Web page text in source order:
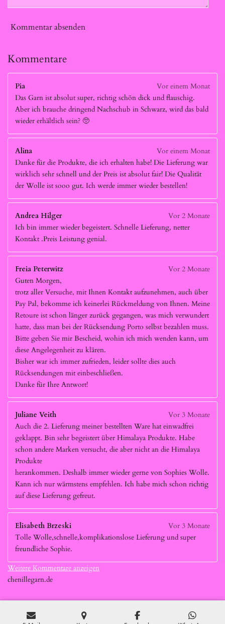
Kommentar absenden
Kommentare
Pia
Vor einem Monat
Das Garn ist absolut super, richtig schön dick und flauschig.
Aber ich brauche dringend Nachschub in Schwarz, wird das bald
wieder erhältlich sein? 🥺
Alina
Vor einem Monat
Danke für die Produkte, die ich erhalten habe! Die Lieferung war
wirklich sehr schnell und der Preis ist absolut fair! Die Qualität
der Wolle ist sooo gut. Ich werde immer wieder bestellen!
Andrea Hilger
Vor 2 Monate
Ich bin immer wieder begeistert. Schnelle Lieferung, netter
Kontakt .Preis Leistung genial.
Freia Peterwitz
Vor 2 Monate
Guten Morgen,
trotz aller Versuche, mit Ihnen Kontakt aufzunehmen, auch über
Pay Pal, bekomme ich keinerlei Rückmeldung von Ihnen. Meine
Retoure ist schon länger zurück gegangen, was mich verwundert
hatte, dass man bei der Rücksendung Porto selbst bezahlen muss.
Bitte geben Sie mir Bescheid, wohin ich mich wenden kann, um
diese Angelegenheit zu klären.
Bisher war ich immer zufrieden, leider sollte dies auch
Rücksendungen mit einbeschließen.
Danke für Ihre Antwort!
Juliane Veith
Vor 3 Monate
Auch die 2. Lieferung meiner bestellten Ware hat einwadfrei
geklappt. Bin sehr begeistert über Himalaya Produkte. Habe
schon andere Marken versucht, die aber nicht an die Himalaya
Produkte
herankommen. Deshalb immer wieder gerne von Sophies Wolle.
Kann ich nur wärmstens empfehlen. Ich habe mich schon richtig
auf diese Lieferung gefreut.
Elisabeth Brzeski
Vor 3 Monate
Tolle Wolle,schnelle,komplikationslose Lieferung und super
freundliche Sophie.
Weitere Kommentare anzeigen
chenillegarn.de